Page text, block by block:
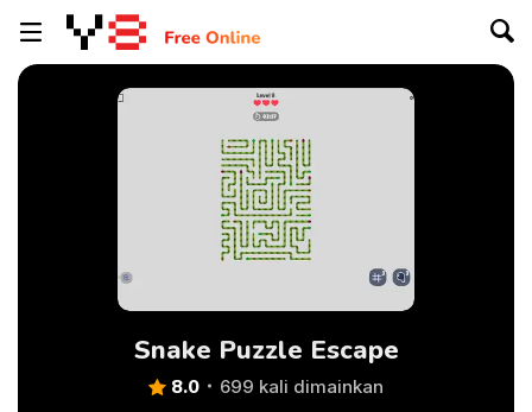
Snake Puzzle Escape
8.0 699 kali dimainkan